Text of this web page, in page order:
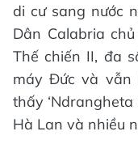
di cư sang nước
Dân Calabria
Thế chiến II, đa
máy Đức và vẫn
thấy
Hà Lan và nhiều